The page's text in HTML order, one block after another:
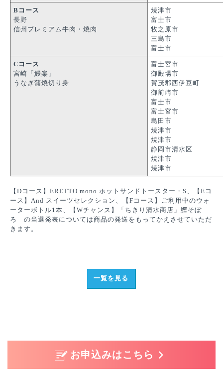
Bコース
長野
信州プレミアム牛肉・焼肉
焼津市
富士市
牧之原市
三島市
富士市
Cコース
宮崎「鰻楽」
うなぎ蒲焼切り身
富士宮市
御殿場市
賀茂郡西伊豆町
御前崎市
富士市
富士宮市
島田市
焼津市
焼津市
静岡市清水区
焼津市
焼津市
【Dコース】ERETTO mono ホットサンドトースター・S、【Eコ
ース】And スイーツセレクション、【Fコース】ご利用中のウォ
ーターボトル1本、【Wチャンス】「ちきり清水商店」鰹そぼ
ろ の当選発表については商品の発送をもってかえさせていただ
きます。
一覧を見る
お申込みはこちら